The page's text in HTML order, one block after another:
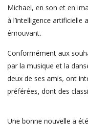
Michael, en son et en
à l’intelligence
émouvant.
Conformément aux
par la musique et la
deux de ses amis, ont
préférées, dont des
Une bonne nouvelle a